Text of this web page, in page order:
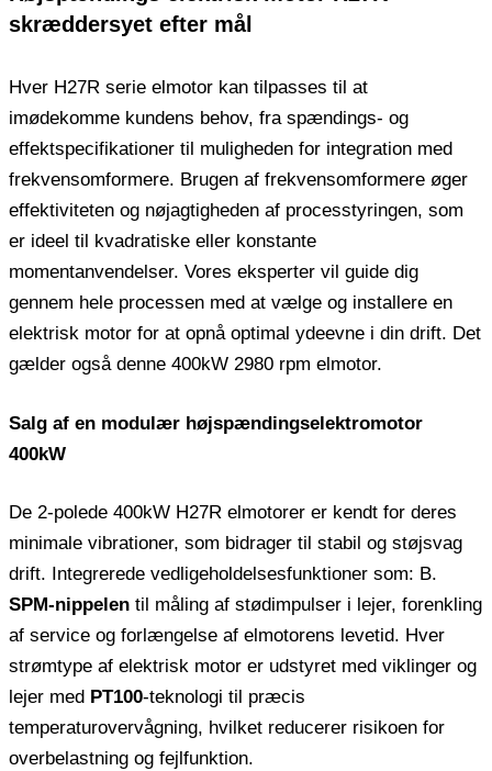
skræddersyet efter mål
Hver H27R serie elmotor kan tilpasses til at
imødekomme kundens behov, fra spændings- og
effektspecifikationer til muligheden for integration med
frekvensomformere. Brugen af ​​frekvensomformere øger
effektiviteten og nøjagtigheden af ​​processtyringen, som
er ideel til kvadratiske eller konstante
momentanvendelser. Vores eksperter vil guide dig
gennem hele processen med at vælge og installere en
elektrisk motor for at opnå optimal ydeevne i din drift. Det
gælder også denne 400kW 2980 rpm elmotor.
Salg af en modulær højspændingselektromotor
400kW
De 2-polede 400kW H27R elmotorer er kendt for deres
minimale vibrationer, som bidrager til stabil og støjsvag
drift. Integrerede vedligeholdelsesfunktioner som: B.
SPM-nippelen til måling af stødimpulser i lejer, forenkling
af service og forlængelse af elmotorens levetid. Hver
strømtype af elektrisk motor er udstyret med viklinger og
lejer med PT100-teknologi til præcis
temperaturovervågning, hvilket reducerer risikoen for
overbelastning og fejlfunktion.